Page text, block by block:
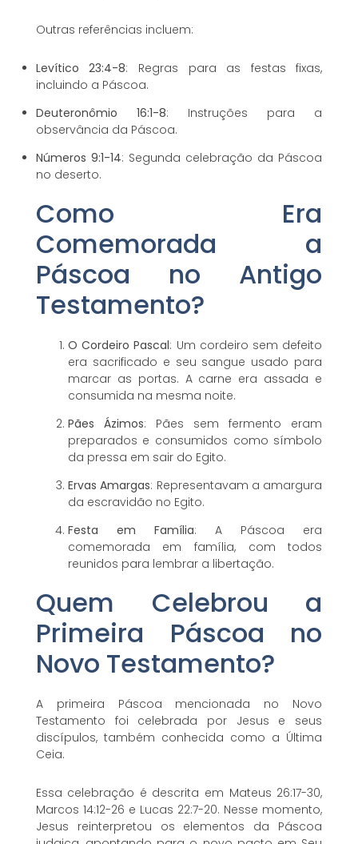
Outras referências incluem:
Levítico 23:4-8: Regras para as festas fixas,
incluindo a Páscoa.
Deuteronômio 16:1-8: Instruções para a
observância da Páscoa.
Números 9:1-14: Segunda celebração da Páscoa
no deserto.
Como Era
Comemorada a
Páscoa no Antigo
Testamento?
O Cordeiro Pascal: Um cordeiro sem defeito
era sacrificado e seu sangue usado para
marcar as portas. A carne era assada e
consumida na mesma noite.
Pães Ázimos: Pães sem fermento eram
preparados e consumidos como símbolo
da pressa em sair do Egito.
Ervas Amargas: Representavam a amargura
da escravidão no Egito.
Festa em Família: A Páscoa era
comemorada em família, com todos
reunidos para lembrar a libertação.
Quem Celebrou a
Primeira Páscoa no
Novo Testamento?
A primeira Páscoa mencionada no Novo
Testamento foi celebrada por Jesus e seus
discípulos, também conhecida como a Última
Ceia.
Essa celebração é descrita em Mateus 26:17-30,
Marcos 14:12-26 e Lucas 22:7-20. Nesse momento,
Jesus reinterpretou os elementos da Páscoa